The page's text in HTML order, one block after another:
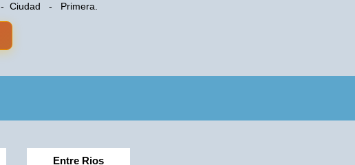
- Ciudad - Primera.
Entre Rios